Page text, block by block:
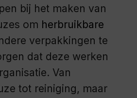
bij het maken van
om herbruikbare
verpakkingen te
dat deze werken
Van
tot reiniging, maar